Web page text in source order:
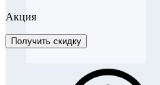
Акция
Получить скидку